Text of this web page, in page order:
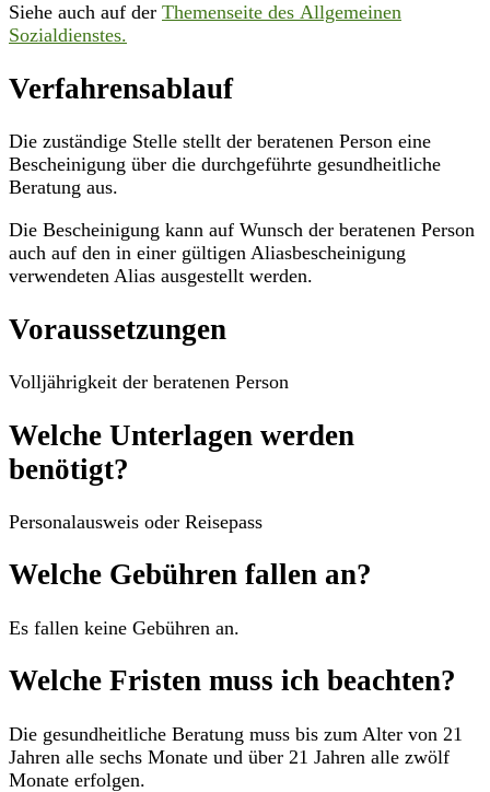
Siehe auch auf der Themenseite des Allgemeinen
Sozialdienstes.
Verfahrensablauf
Die zuständige Stelle stellt der beratenen Person eine
Bescheinigung über die durchgeführte gesundheitliche
Beratung aus.
Die Bescheinigung kann auf Wunsch der beratenen Person
auch auf den in einer gültigen Aliasbescheinigung
verwendeten Alias ausgestellt werden.
Voraussetzungen
Volljährigkeit der beratenen Person
Welche Unterlagen werden
benötigt?
Personalausweis oder Reisepass
Welche Gebühren fallen an?
Es fallen keine Gebühren an.
Welche Fristen muss ich beachten?
Die gesundheitliche Beratung muss bis zum Alter von 21
Jahren alle sechs Monate und über 21 Jahren alle zwölf
Monate erfolgen.